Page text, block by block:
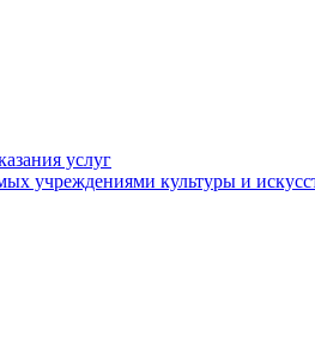
услуг
учреждениями культуры и